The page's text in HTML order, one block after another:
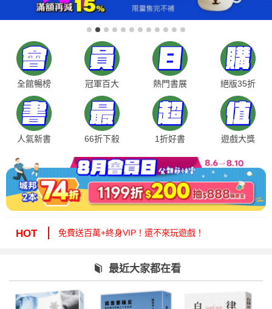
全館暢榜 冠軍百大 熱門書展 絕版35折
人氣新書 66折下殺 1折好書 遊戲大獎
HOT
絕版35折，年度唯一！快來周年慶逛逛！
周年慶1折起！滿額再減15%送6折券！
最近大家都在看